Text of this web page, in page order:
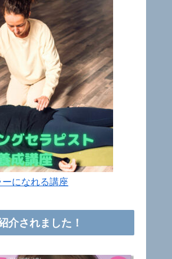
になれる講座
介されました！